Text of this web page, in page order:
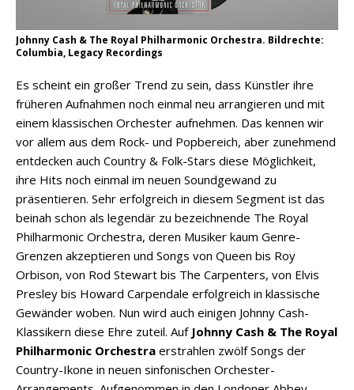
Johnny Cash & The Royal Philharmonic Orchestra. Bildrechte:
Columbia, Legacy Recordings
Es scheint ein großer Trend zu sein, dass Künstler ihre
früheren Aufnahmen noch einmal neu arrangieren und mit
einem klassischen Orchester aufnehmen. Das kennen wir
vor allem aus dem Rock- und Popbereich, aber zunehmend
entdecken auch Country & Folk-Stars diese Möglichkeit,
ihre Hits noch einmal im neuen Soundgewand zu
präsentieren. Sehr erfolgreich in diesem Segment ist das
beinah schon als legendär zu bezeichnende The Royal
Philharmonic Orchestra, deren Musiker kaum Genre-
Grenzen akzeptieren und Songs von Queen bis Roy
Orbison, von Rod Stewart bis The Carpenters, von Elvis
Presley bis Howard Carpendale erfolgreich in klassische
Gewänder woben. Nun wird auch einigen Johnny Cash-
Klassikern diese Ehre zuteil. Auf Johnny Cash & The Royal
Philharmonic Orchestra erstrahlen zwölf Songs der
Country-Ikone in neuen sinfonischen Orchester-